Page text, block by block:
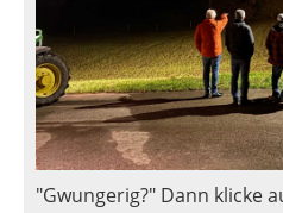
"Gwungerig?" Dann klicke